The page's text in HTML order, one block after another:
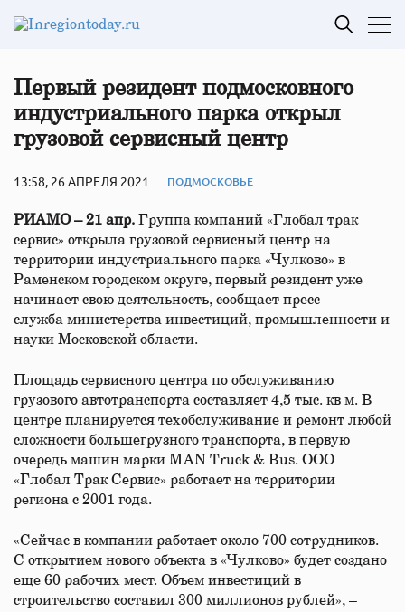
Первый резидент подмосковного
индустриального парка открыл
грузовой сервисный центр
13:58, 26 АПРЕЛЯ 2021 ПОДМОСКОВЬЕ
РИАМО – 21 апр. Группа компаний «Глобал трак
сервис» открыла грузовой сервисный центр на
территории индустриального парка «Чулково» в
Раменском городском округе, первый резидент уже
начинает свою деятельность, сообщает пресс-
служба министерства инвестиций, промышленности и
науки Московской области.
Площадь сервисного центра по обслуживанию
грузового автотранспорта составляет 4,5 тыс. кв м. В
центре планируется техобслуживание и ремонт любой
сложности большегрузного транспорта, в первую
очередь машин марки MAN Truck & Bus. ООО
«Глобал Трак Сервис» работает на территории
региона с 2001 года.
«Сейчас в компании работает около 700 сотрудников.
С открытием нового объекта в «Чулково» будет создано
еще 60 рабочих мест. Объем инвестиций в
строительство составил 300 миллионов рублей», –